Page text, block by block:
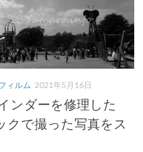
ィルム 2021年5月16日
ンダーを修理した
クで撮った写真をス